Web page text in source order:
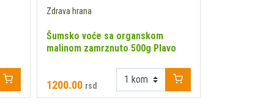
Zdrava hrana
Šumsko voće sa organskom
malinom zamrznuto 500g Plavo
1200.00 rsd